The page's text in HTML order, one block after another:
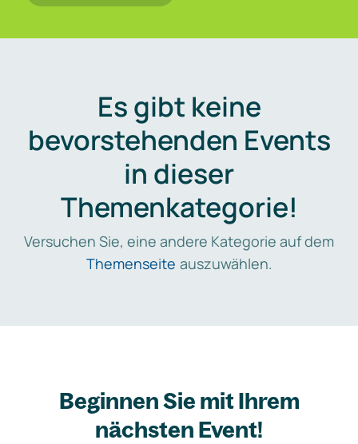
Es gibt keine
bevorstehenden Events
in dieser
Themenkategorie!
Versuchen Sie, eine andere Kategorie auf dem
Themenseite auszuwählen.
Beginnen Sie mit Ihrem
nächsten Event!